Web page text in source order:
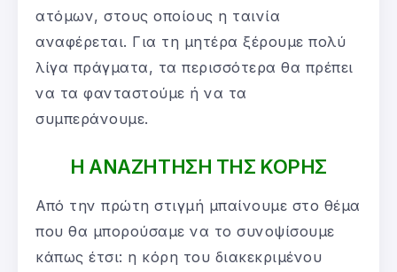
ατόμων, στους οποίους η ταινία
αναφέρεται. Για τη μητέρα ξέρουμε πολύ
λίγα πράγματα, τα περισσότερα θα πρέπει
να τα φανταστούμε ή να τα
συμπεράνουμε.
Η ΑΝΑΖΗΤΗΣΗ ΤΗΣ ΚΟΡΗΣ
Από την πρώτη στιγμή μπαίνουμε στο θέμα
που θα μπορούσαμε να το συνοψίσουμε
κάπως έτσι: η κόρη του διακεκριμένου